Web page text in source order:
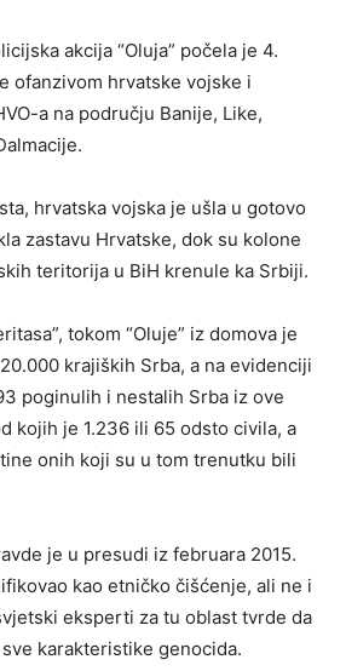
akcija “Oluja” počela je 4.
ofanzivom hrvatske vojske i
a na području Banije, Like,
hrvatska vojska je ušla u gotovo
zastavu Hrvatske, dok su kolone
teritorija u BiH krenule ka Srbiji.
tokom “Oluje” iz domova je
krajiških Srba, a na evidenciji
poginulih i nestalih Srba iz ove
kojih je 1.236 ili 65 odsto civila, a
onih koji su u tom trenutku bili
je u presudi iz februara 2015.
kao etničko čišćenje, ali ne i
eksperti za tu oblast tvrde da
karakteristike genocida.